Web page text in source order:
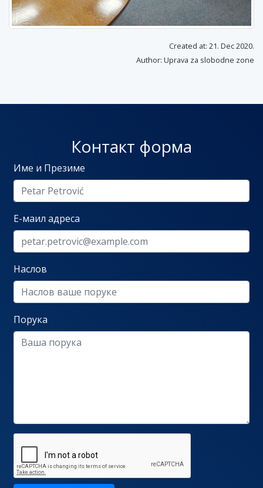
Created at: 21. Dec 2020.
Author: Uprava za slobodne zone
Контакт форма
Име и Презиме
Е-маил адреса
Наслов
Порука